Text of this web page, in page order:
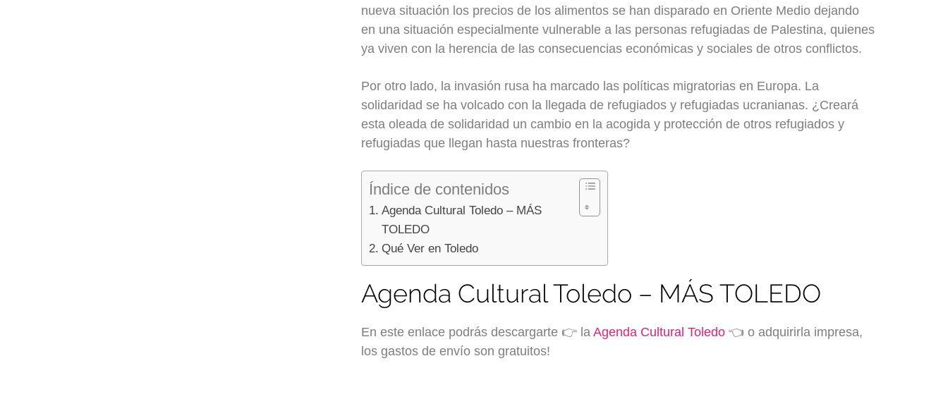
nueva situación los precios de los alimentos se han disparado en Oriente Medio dejando
en una situación especialmente vulnerable a las personas refugiadas de Palestina, quienes
ya viven con la herencia de las consecuencias económicas y sociales de otros conflictos.
Por otro lado, la invasión rusa ha marcado las políticas migratorias en Europa. La
solidaridad se ha volcado con la llegada de refugiados y refugiadas ucranianas. ¿Creará
esta oleada de solidaridad un cambio en la acogida y protección de otros refugiados y
refugiadas que llegan hasta nuestras fronteras?
Índice de contenidos
Agenda Cultural Toledo – MÁS
TOLEDO
Qué Ver en Toledo
Agenda Cultural Toledo – MÁS TOLEDO
En este enlace podrás descargarte 👉 laAgenda Cultural Toledo 👈 o adquirirla impresa,
los gastos de envío son gratuitos!